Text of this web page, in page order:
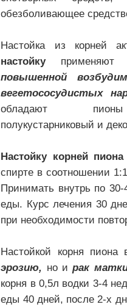
обезболивающее
Настойка из корней
настойку
повышенной
вегетососудистых
обладают пионы
полукустарниковый и
Настойку корней
спирте в соотношении
Принимать внутрь по
еды. Курс лечения 30
при необходимости
Настойкой корня
эрозию, но ирак
корня в 0,5л водки 3-4
еды 40 дней, после 2-х